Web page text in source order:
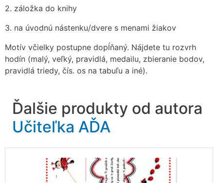
2. záložka do knihy
3. na úvodnú nástenku/dvere s menami žiakov
Motív včielky postupne dopĺňaný. Nájdete tu rozvrh
hodín (malý, veľký, pravidlá, medailu, zbieranie bodov,
pravidlá triedy, čís. os na tabuľu a iné).
Ďalšie produkty od autora
Učiteľka AĎA